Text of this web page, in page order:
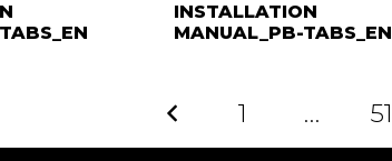
INSTALLATION
MANUAL_PB-TABS_EN
1 … 51